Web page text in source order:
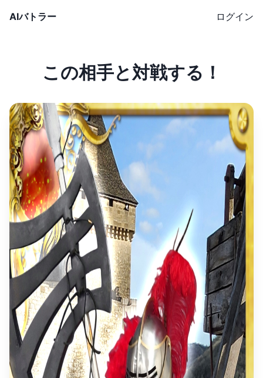
AIバトラー ログイン
この相手と対戦する！